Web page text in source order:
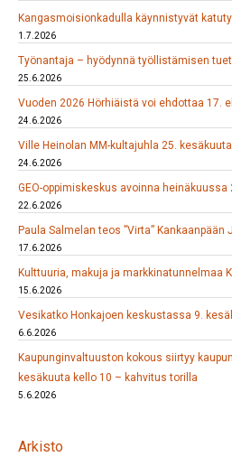
Kangasmoisionkadulla käynnistyvät
1.7.2026
Työnantaja – hyödynnä työllistämisen
25.6.2026
Vuoden 2026 Hörhiäistä voi ehdottaa 17.
24.6.2026
Ville Heinolan MM-kultajuhla 25.
24.6.2026
GEO-oppimiskeskus avoinna heinäkuussa
22.6.2026
Paula Salmelan teos ”Virta”
17.6.2026
Kulttuuria, makuja ja markkinatunnelmaa
15.6.2026
Vesikatko Honkajoen keskustassa 9.
6.6.2026
Kaupunginvaltuuston kokous siirtyy
kesäkuuta kello 10 – kahvitus torilla
5.6.2026
Arkisto